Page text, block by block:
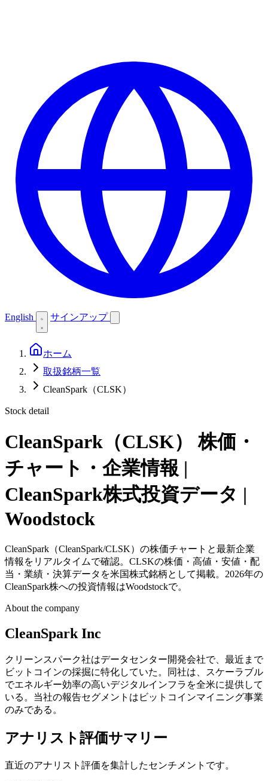
English サインアップ
ホーム
取扱銘柄一覧
CleanSpark（CLSK）
Stock detail
CleanSpark（CLSK）
株価・
チャート・企業情報 |
CleanSpark株式投資データ |
Woodstock
CleanSpark（CleanSpark/CLSK）の株価チャートと最新企業
情報をリアルタイムで確認。CLSKの株価・高値・安値・配
当・業績・決算データを米国株式銘柄として掲載。2026年の
CleanSpark株への投資情報はWoodstockで。
About the company
CleanSpark Inc
クリーンスパーク社はデータセンター開発会社で、最近まで
ビットコインの採掘に特化していた。同社は、スケーラブル
でエネルギー効率の高いデジタルインフラを全米に提供して
いる。当社の報告セグメントはビットコインマイニング事業
のみである。
アナリスト評価サマリー
直近のアナリスト評価を集計したセンチメントです。